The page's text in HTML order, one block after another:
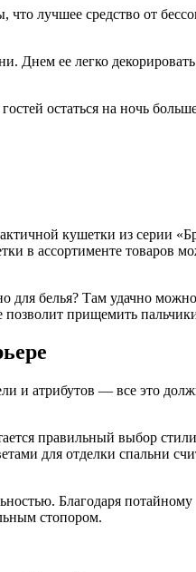
лучшее средство от
Днем ее легко
остаться на ночь
кушетки из серии
в ассортименте товаров
для белья? Там удачно
прищемить
и атрибутов — все это
правильный выбор
для отделки спальни
Благодаря
стопором.